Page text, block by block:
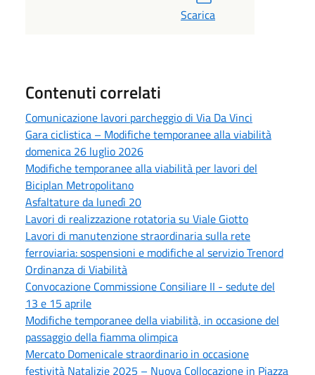
Scarica
Contenuti correlati
Comunicazione lavori parcheggio di Via Da Vinci
Gara ciclistica – Modifiche temporanee alla viabilità
domenica 26 luglio 2026
Modifiche temporanee alla viabilità per lavori del
Biciplan Metropolitano
Asfaltature da lunedì 20
Lavori di realizzazione rotatoria su Viale Giotto
Lavori di manutenzione straordinaria sulla rete
ferroviaria: sospensioni e modifiche al servizio Trenord
Ordinanza di Viabilità
Convocazione Commissione Consiliare II - sedute del
13 e 15 aprile
Modifiche temporanee della viabilità, in occasione del
passaggio della fiamma olimpica
Mercato Domenicale straordinario in occasione
festività Natalizie 2025 – Nuova Collocazione in Piazza